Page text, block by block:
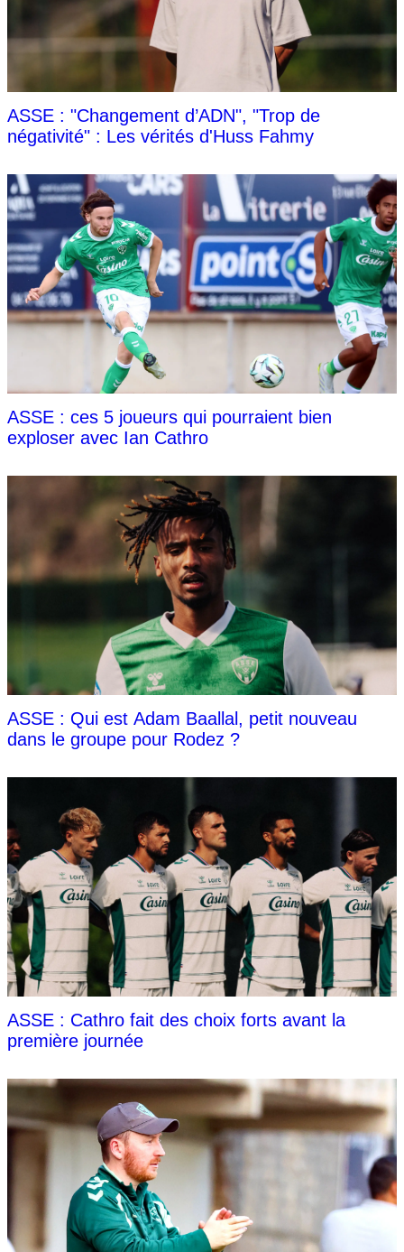
ASSE : "Changement d’ADN", "Trop de
négativité" : Les vérités d'Huss Fahmy
ASSE : ces 5 joueurs qui pourraient bien
exploser avec Ian Cathro
ASSE : Qui est Adam Baallal, petit nouveau
dans le groupe pour Rodez ?
ASSE : Cathro fait des choix forts avant la
première journée